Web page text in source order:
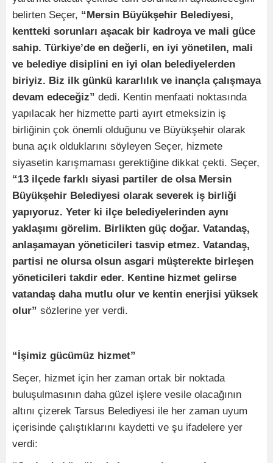
belirten Seçer, “Mersin Büyükşehir Belediyesi,
kentteki sorunları aşacak bir kadroya ve mali güce
sahip. Türkiye’de en değerli, en iyi yönetilen, mali
ve belediye disiplini en iyi olan belediyelerden
biriyiz. Biz ilk günkü kararlılık ve inançla çalışmaya
devam edeceğiz” dedi. Kentin menfaati noktasında
yapılacak her hizmette parti ayırt etmeksizin iş
birliğinin çok önemli olduğunu ve Büyükşehir olarak
buna açık olduklarını söyleyen Seçer, hizmete
siyasetin karışmaması gerektiğine dikkat çekti. Seçer,
“13 ilçede farklı siyasi partiler de olsa Mersin
Büyükşehir Belediyesi olarak severek iş birliği
yapıyoruz. Yeter ki ilçe belediyelerinden aynı
yaklaşımı görelim. Birlikten güç doğar. Vatandaş,
anlaşamayan yöneticileri tasvip etmez. Vatandaş,
partisi ne olursa olsun asgari müşterekte birleşen
yöneticileri takdir eder. Kentine hizmet gelirse
vatandaş daha mutlu olur ve kentin enerjisi yüksek
olur” sözlerine yer verdi.
“İşimiz gücümüz hizmet”
Seçer, hizmet için her zaman ortak bir noktada
buluşulmasının daha güzel işlere vesile olacağının
altını çizerek Tarsus Belediyesi ile her zaman uyum
içerisinde çalıştıklarını kaydetti ve şu ifadelere yer
verdi: